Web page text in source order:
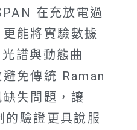
在充放電過
能將實驗數據
光譜與動態曲
免傳統 Raman
失問題，讓
的驗證更具說服